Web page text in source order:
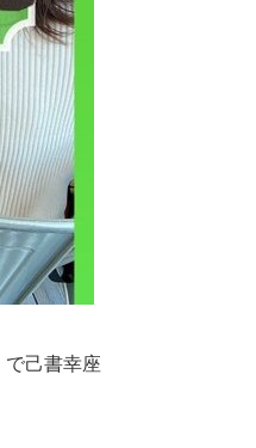
で己書幸座